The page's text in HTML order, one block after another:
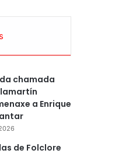
chamada
a Enrique
de Folclore